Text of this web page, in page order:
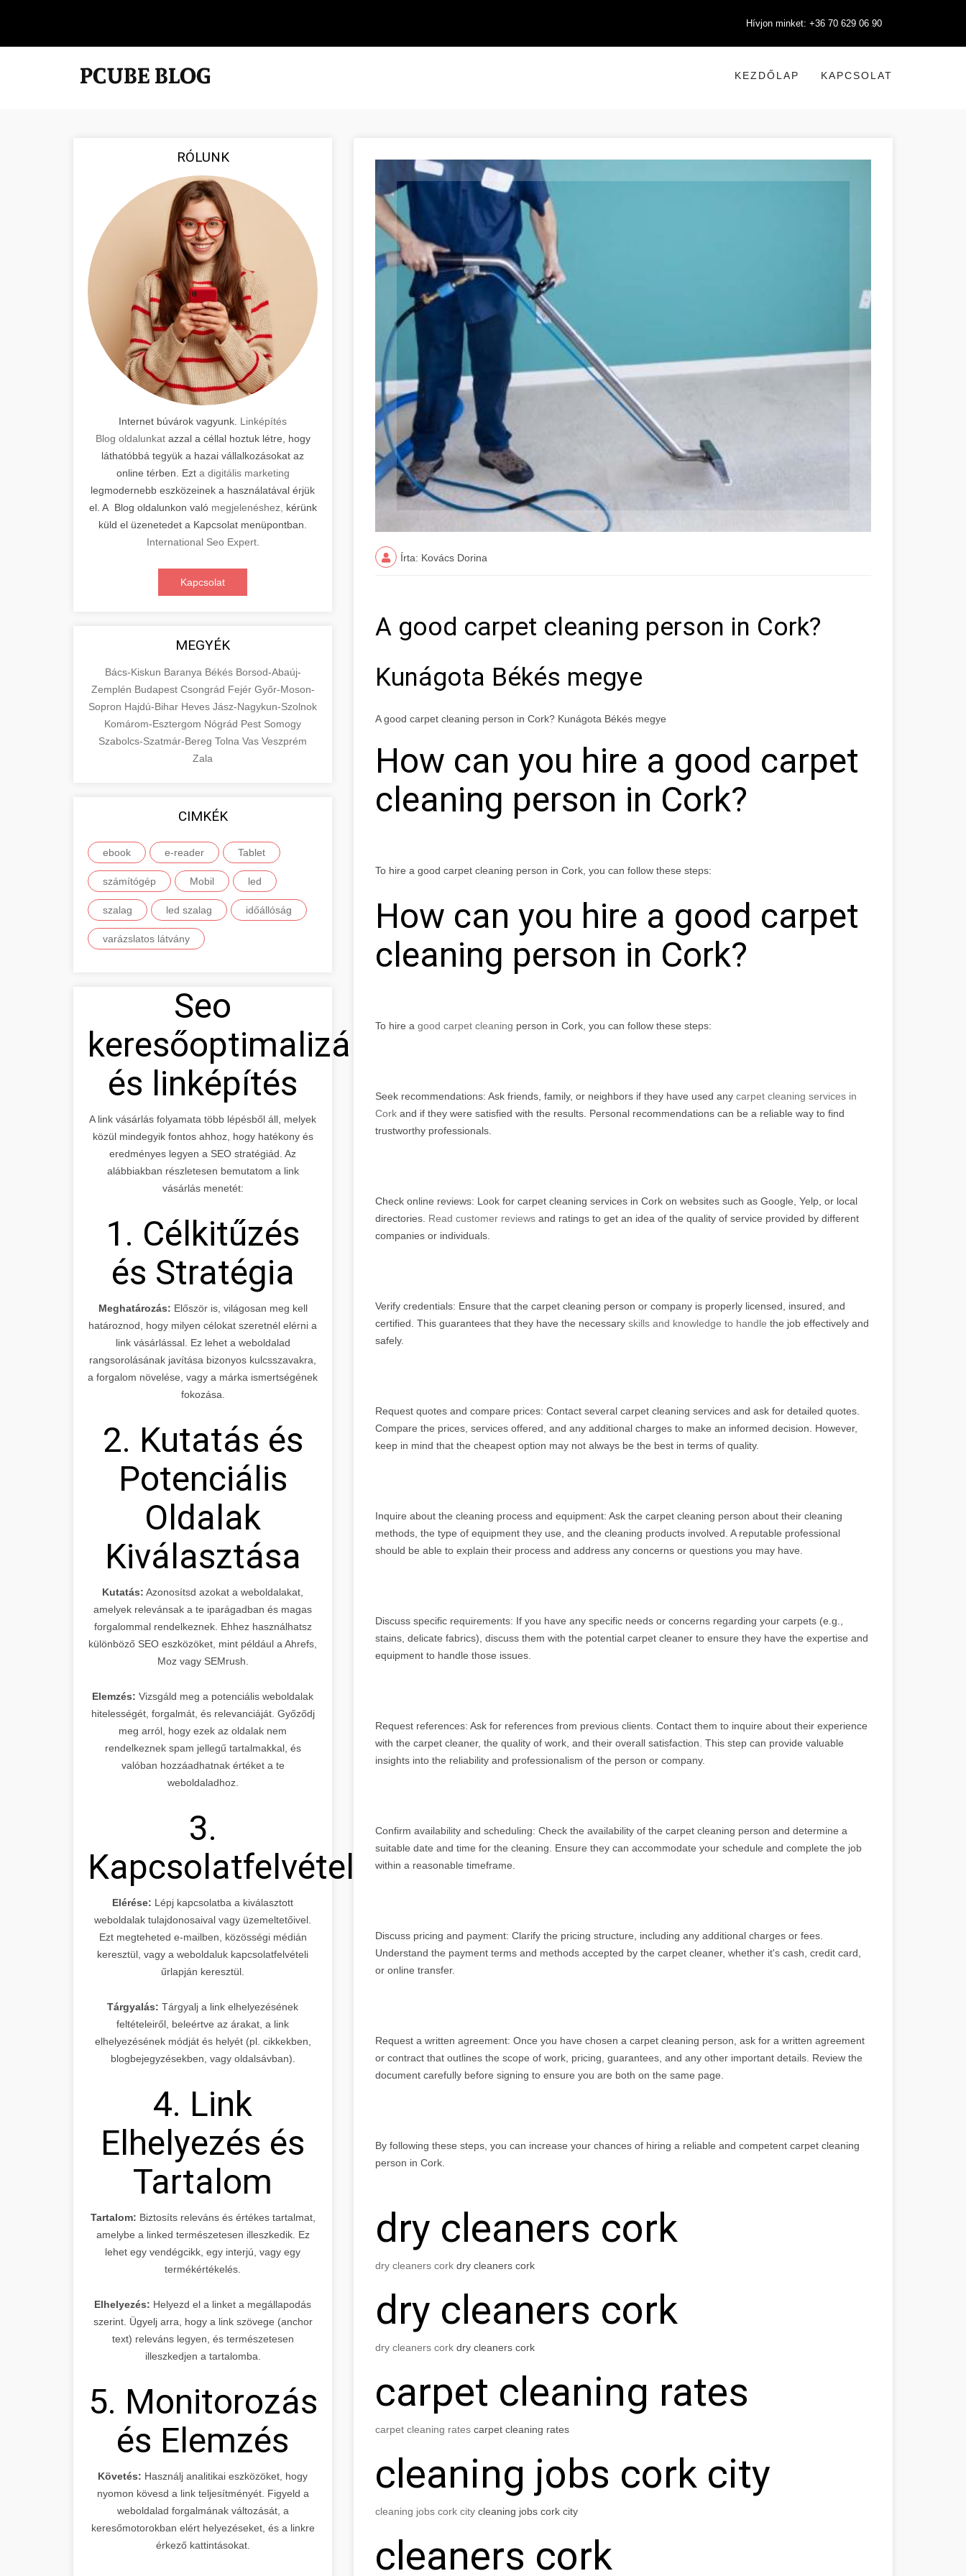
Hívjon minket: +36 70 629 06 90
KEZDŐLAP KAPCSOLAT
RÓLUNK
Internet búvárok vagyunk. Linképítés
Blog oldalunkatazzal a céllal hoztuk létre, hogy
láthatóbbá tegyük a hazai vállalkozásokat az
online térben. Ezt a digitális marketing
legmodernebb eszközeinek a használatával érjük
el. A Blog oldalunkon való megjelenéshez,
kérünk
küld el üzenetedet a Kapcsolat menüpontban.
International Seo Expert.
Kapcsolat
MEGYÉK
Bács-Kiskun Baranya Békés Borsod-Abaúj-
Zemplén Budapest Csongrád Fejér Győr-Moson-
Sopron Hajdú-Bihar Heves Jász-Nagykun-Szolnok
Komárom-Esztergom Nógrád Pest Somogy
Szabolcs-Szatmár-Bereg Tolna Vas Veszprém
Zala
CIMKÉK
ebook e-reader Tablet
számítógép Mobil led
szalag led szalag időállóság
varázslatos látvány
Seo
keresőoptimalizálás
és linképítés
A link vásárlás folyamata több lépésből áll, melyek
közül mindegyik fontos ahhoz, hogy hatékony és
eredményes legyen a SEO stratégiád. Az
alábbiakban részletesen bemutatom a link
vásárlás menetét:
1. Célkitűzés
és Stratégia
Meghatározás: Először is, világosan meg kell
határoznod, hogy milyen célokat szeretnél elérni a
link vásárlással. Ez lehet a weboldalad
rangsorolásának javítása bizonyos kulcsszavakra,
a forgalom növelése, vagy a márka ismertségének
fokozása.
2. Kutatás és
Potenciális
Oldalak
Kiválasztása
Kutatás: Azonosítsd azokat a weboldalakat,
amelyek relevánsak a te iparágadban és magas
forgalommal rendelkeznek. Ehhez használhatsz
különböző SEO eszközöket, mint például a Ahrefs,
Moz vagy SEMrush.
Elemzés: Vizsgáld meg a potenciális weboldalak
hitelességét, forgalmát, és relevanciáját. Győződj
meg arról, hogy ezek az oldalak nem
rendelkeznek spam jellegű tartalmakkal, és
valóban hozzáadhatnak értéket a te
weboldaladhoz.
3.
Kapcsolatfelvétel
Elérése: Lépj kapcsolatba a kiválasztott
weboldalak tulajdonosaival vagy üzemeltetőivel.
Ezt megteheted e-mailben, közösségi médián
keresztül, vagy a weboldaluk kapcsolatfelvételi
űrlapján keresztül.
Tárgyalás: Tárgyalj a link elhelyezésének
feltételeiről, beleértve az árakat, a link
elhelyezésének módját és helyét (pl. cikkekben,
blogbejegyzésekben, vagy oldalsávban).
4. Link
Elhelyezés és
Tartalom
Tartalom: Biztosíts releváns és értékes tartalmat,
amelybe a linked természetesen illeszkedik. Ez
lehet egy vendégcikk, egy interjú, vagy egy
termékértékelés.
Elhelyezés: Helyezd el a linket a megállapodás
szerint. Ügyelj arra, hogy a link szövege (anchor
text) releváns legyen, és természetesen
illeszkedjen a tartalomba.
5. Monitorozás
és Elemzés
Követés: Használj analitikai eszközöket, hogy
nyomon kövesd a link teljesítményét. Figyeld a
weboldalad forgalmának változását, a
keresőmotorokban elért helyezéseket, és a linkre
érkező kattintásokat.
Írta: Kovács Dorina
A good carpet cleaning person in Cork?
Kunágota Békés megye
A good carpet cleaning person in Cork? Kunágota Békés megye
How can you hire a good carpet
cleaning person in Cork?
To hire a good carpet cleaning person in Cork, you can follow these steps:
How can you hire a good carpet
cleaning person in Cork?
To hire a good carpet cleaning person in Cork, you can follow these steps:
Seek recommendations: Ask friends, family, or neighbors if they have used any carpet cleaning services in
Cork and if they were satisfied with the results. Personal recommendations can be a reliable way to find
trustworthy professionals.
Check online reviews: Look for carpet cleaning services in Cork on websites such as Google, Yelp, or local
directories. Read customer reviews and ratings to get an idea of the quality of service provided by different
companies or individuals.
Verify credentials: Ensure that the carpet cleaning person or company is properly licensed, insured, and
certified. This guarantees that they have the necessary skills and knowledge to handle the job effectively and
safely.
Request quotes and compare prices: Contact several carpet cleaning services and ask for detailed quotes.
Compare the prices, services offered, and any additional charges to make an informed decision. However,
keep in mind that the cheapest option may not always be the best in terms of quality.
Inquire about the cleaning process and equipment: Ask the carpet cleaning person about their cleaning
methods, the type of equipment they use, and the cleaning products involved. A reputable professional
should be able to explain their process and address any concerns or questions you may have.
Discuss specific requirements: If you have any specific needs or concerns regarding your carpets (e.g.,
stains, delicate fabrics), discuss them with the potential carpet cleaner to ensure they have the expertise and
equipment to handle those issues.
Request references: Ask for references from previous clients. Contact them to inquire about their experience
with the carpet cleaner, the quality of work, and their overall satisfaction. This step can provide valuable
insights into the reliability and professionalism of the person or company.
Confirm availability and scheduling: Check the availability of the carpet cleaning person and determine a
suitable date and time for the cleaning. Ensure they can accommodate your schedule and complete the job
within a reasonable timeframe.
Discuss pricing and payment: Clarify the pricing structure, including any additional charges or fees.
Understand the payment terms and methods accepted by the carpet cleaner, whether it's cash, credit card,
or online transfer.
Request a written agreement: Once you have chosen a carpet cleaning person, ask for a written agreement
or contract that outlines the scope of work, pricing, guarantees, and any other important details. Review the
document carefully before signing to ensure you are both on the same page.
By following these steps, you can increase your chances of hiring a reliable and competent carpet cleaning
person in Cork.
dry cleaners cork
dry cleaners cork dry cleaners cork
dry cleaners cork
dry cleaners cork dry cleaners cork
carpet cleaning rates
carpet cleaning rates carpet cleaning rates
cleaning jobs cork city
cleaning jobs cork city cleaning jobs cork city
cleaners cork